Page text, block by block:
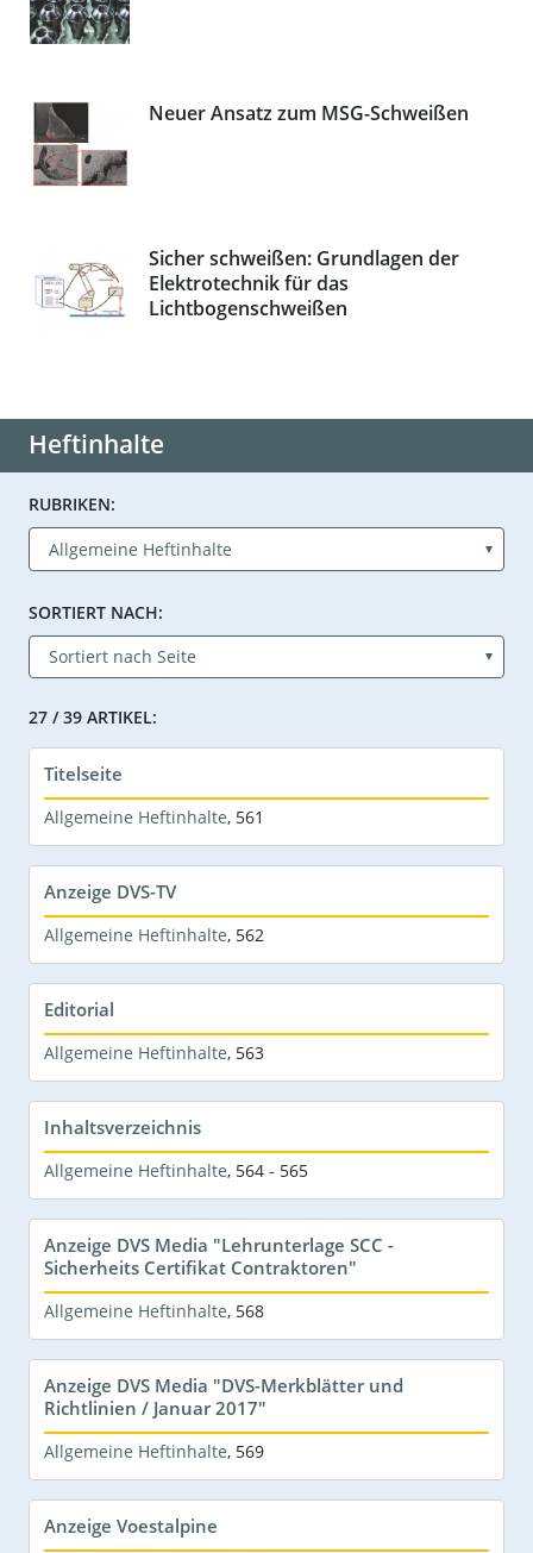
Neuer Ansatz zum MSG-Schweißen
Sicher schweißen: Grundlagen der
Elektrotechnik für das
Lichtbogenschweißen
Heftinhalte
RUBRIKEN:
SORTIERT NACH:
27 / 39 ARTIKEL:
Titelseite
Allgemeine Heftinhalte, 561
Anzeige DVS-TV
Allgemeine Heftinhalte, 562
Editorial
Allgemeine Heftinhalte, 563
Inhaltsverzeichnis
Allgemeine Heftinhalte, 564 - 565
Anzeige DVS Media "Lehrunterlage SCC -
Sicherheits Certifikat Contraktoren"
Allgemeine Heftinhalte, 568
Anzeige DVS Media "DVS-Merkblätter und
Richtlinien / Januar 2017"
Allgemeine Heftinhalte, 569
Anzeige Voestalpine